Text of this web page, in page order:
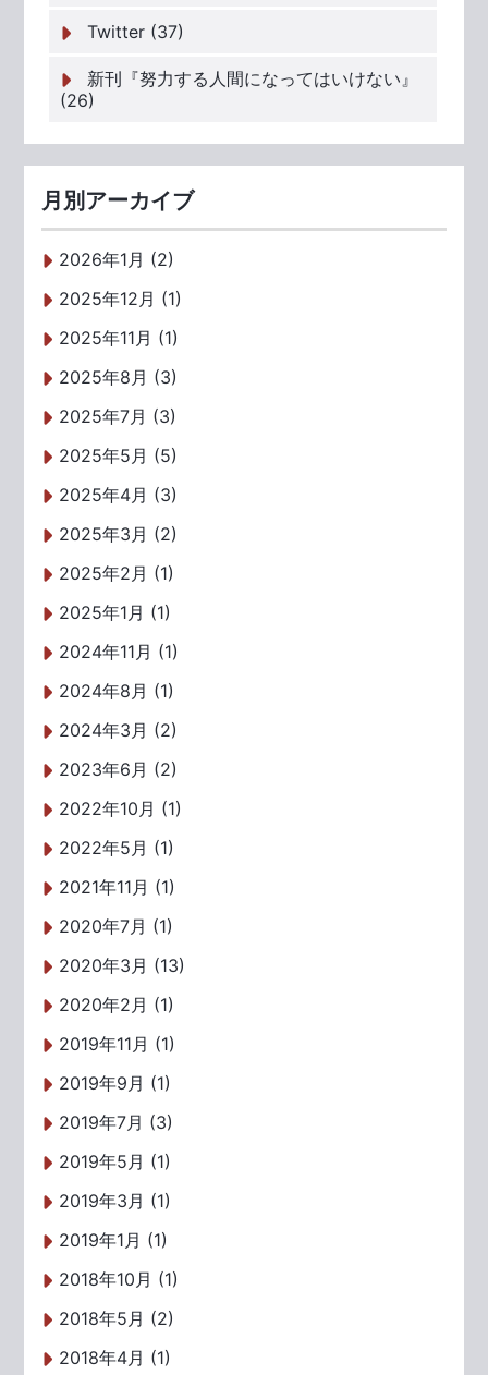
Twitter (37)
新刊『努力する人間になってはいけない』
(26)
月別アーカイブ
2026年1月 (2)
2025年12月 (1)
2025年11月 (1)
2025年8月 (3)
2025年7月 (3)
2025年5月 (5)
2025年4月 (3)
2025年3月 (2)
2025年2月 (1)
2025年1月 (1)
2024年11月 (1)
2024年8月 (1)
2024年3月 (2)
2023年6月 (2)
2022年10月 (1)
2022年5月 (1)
2021年11月 (1)
2020年7月 (1)
2020年3月 (13)
2020年2月 (1)
2019年11月 (1)
2019年9月 (1)
2019年7月 (3)
2019年5月 (1)
2019年3月 (1)
2019年1月 (1)
2018年10月 (1)
2018年5月 (2)
2018年4月 (1)